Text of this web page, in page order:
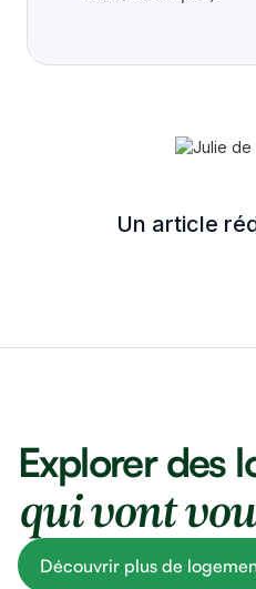
Un article
Explorer des
qui vont
Découvrir plus de